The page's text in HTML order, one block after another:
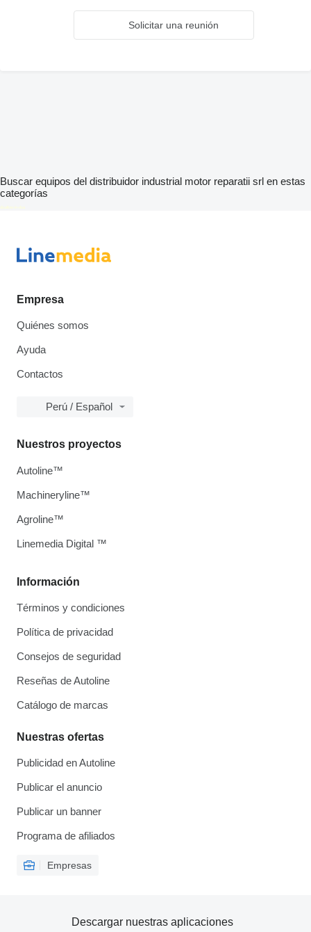
Solicitar una reunión
Buscar equipos del distribuidor industrial motor reparatii srl en estas
categorías
disallow-in-dsa
Empresa
Quiénes somos
Ayuda
Contactos
Perú / Español
Información
Términos y condiciones
Política de privacidad
Consejos de seguridad
Reseñas de Autoline
Catálogo de marcas
Nuestras ofertas
Publicidad en Autoline
Publicar el anuncio
Publicar un banner
Programa de afiliados
Empresas
Nuestros proyectos
Autoline™
Machineryline™
Agroline™
Linemedia Digital ™
Descargar nuestras aplicaciones